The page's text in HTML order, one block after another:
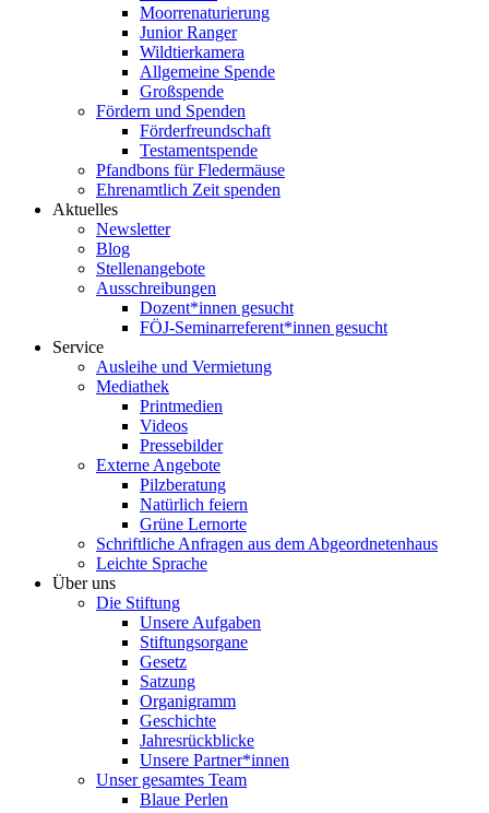
Moorrenaturierung
Junior Ranger
Wildtierkamera
Allgemeine Spende
Großspende
Fördern und Spenden
Förderfreundschaft
Testamentspende
Pfandbons für Fledermäuse
Ehrenamtlich Zeit spenden
Aktuelles
Newsletter
Blog
Stellenangebote
Ausschreibungen
Dozent*innen gesucht
FÖJ-Seminarreferent*innen gesucht
Service
Ausleihe und Vermietung
Mediathek
Printmedien
Videos
Pressebilder
Externe Angebote
Pilzberatung
Natürlich feiern
Grüne Lernorte
Schriftliche Anfragen aus dem Abgeordnetenhaus
Leichte Sprache
Über uns
Die Stiftung
Unsere Aufgaben
Stiftungsorgane
Gesetz
Satzung
Organigramm
Geschichte
Jahresrückblicke
Unsere Partner*innen
Unser gesamtes Team
Blaue Perlen